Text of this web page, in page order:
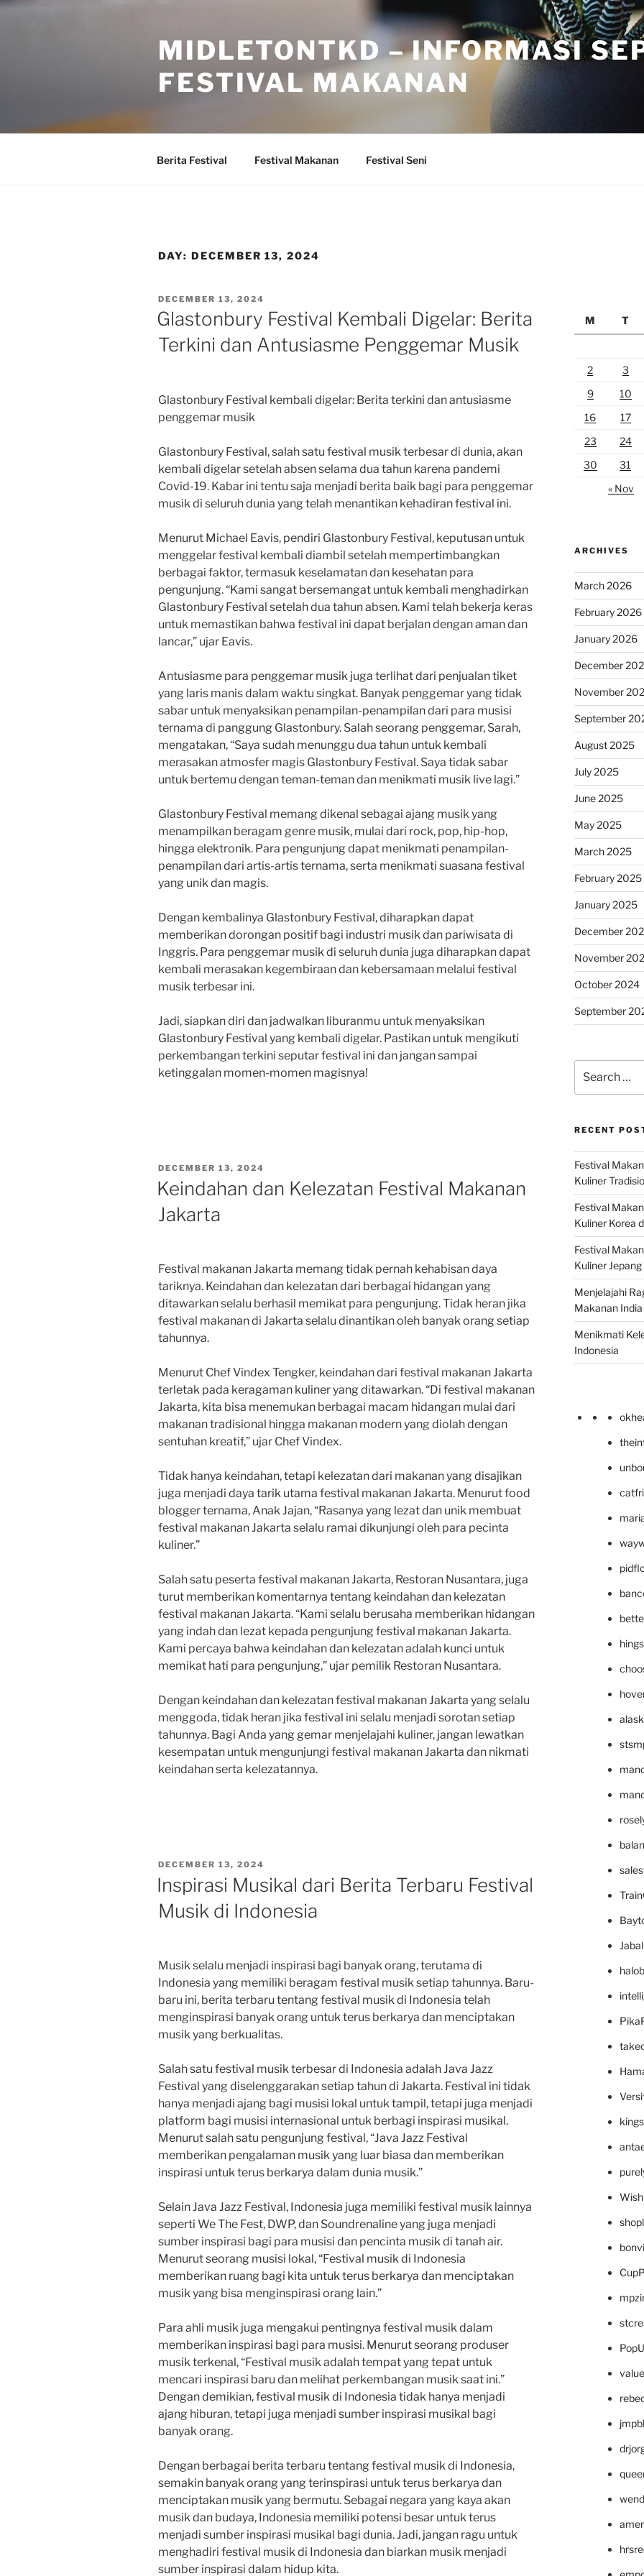
Skip
MIDLETONTKD – INFORMASI
FESTIVAL MAKANAN
Berita Festival Festival Makanan Festival Seni
DAY: DECEMBER 13, 2024
POSTED
ON
DECEMBER 13, 2024
Glastonbury Festival Kembali Digelar: Berita
Terkini dan Antusiasme Penggemar Musik
Glastonbury Festival kembali digelar: Berita terkini dan antusiasme
penggemar musik
Glastonbury Festival, salah satu festival musik terbesar di dunia, akan
kembali digelar setelah absen selama dua tahun karena pandemi
Covid-19. Kabar ini tentu saja menjadi berita baik bagi para penggemar
musik di seluruh dunia yang telah menantikan kehadiran festival ini.
Menurut Michael Eavis, pendiri Glastonbury Festival, keputusan untuk
menggelar festival kembali diambil setelah mempertimbangkan
berbagai faktor, termasuk keselamatan dan kesehatan para
pengunjung. “Kami sangat bersemangat untuk kembali menghadirkan
Glastonbury Festival setelah dua tahun absen. Kami telah bekerja keras
untuk memastikan bahwa festival ini dapat berjalan dengan aman dan
lancar,” ujar Eavis.
Antusiasme para penggemar musik juga terlihat dari penjualan tiket
yang laris manis dalam waktu singkat. Banyak penggemar yang tidak
sabar untuk menyaksikan penampilan-penampilan dari para musisi
ternama di panggung Glastonbury. Salah seorang penggemar, Sarah,
mengatakan, “Saya sudah menunggu dua tahun untuk kembali
merasakan atmosfer magis Glastonbury Festival. Saya tidak sabar
untuk bertemu dengan teman-teman dan menikmati musik live lagi.”
Glastonbury Festival memang dikenal sebagai ajang musik yang
menampilkan beragam genre musik, mulai dari rock, pop, hip-hop,
hingga elektronik. Para pengunjung dapat menikmati penampilan-
penampilan dari artis-artis ternama, serta menikmati suasana festival
yang unik dan magis.
Dengan kembalinya Glastonbury Festival, diharapkan dapat
memberikan dorongan positif bagi industri musik dan pariwisata di
Inggris. Para penggemar musik di seluruh dunia juga diharapkan dapat
kembali merasakan kegembiraan dan kebersamaan melalui festival
musik terbesar ini.
Jadi, siapkan diri dan jadwalkan liburanmu untuk menyaksikan
Glastonbury Festival yang kembali digelar. Pastikan untuk mengikuti
perkembangan terkini seputar festival ini dan jangan sampai
ketinggalan momen-momen magisnya!
POSTED
DECEMBER 13, 2024
Keindahan dan Kelezatan Festival Makanan
Jakarta
Festival makanan Jakarta memang tidak pernah kehabisan daya
tariknya. Keindahan dan kelezatan dari berbagai hidangan yang
ditawarkan selalu berhasil memikat para pengunjung. Tidak heran jika
festival makanan di Jakarta selalu dinantikan oleh banyak orang setiap
tahunnya.
Menurut Chef Vindex Tengker, keindahan dari festival makanan Jakarta
terletak pada keragaman kuliner yang ditawarkan. “Di festival makanan
Jakarta, kita bisa menemukan berbagai macam hidangan mulai dari
makanan tradisional hingga makanan modern yang diolah dengan
sentuhan kreatif,” ujar Chef Vindex.
Tidak hanya keindahan, tetapi kelezatan dari makanan yang disajikan
juga menjadi daya tarik utama festival makanan Jakarta. Menurut food
blogger ternama, Anak Jajan, “Rasanya yang lezat dan unik membuat
festival makanan Jakarta selalu ramai dikunjungi oleh para pecinta
kuliner.”
Salah satu peserta festival makanan Jakarta, Restoran Nusantara, juga
turut memberikan komentarnya tentang keindahan dan kelezatan
festival makanan Jakarta. “Kami selalu berusaha memberikan hidangan
yang indah dan lezat kepada pengunjung festival makanan Jakarta.
Kami percaya bahwa keindahan dan kelezatan adalah kunci untuk
memikat hati para pengunjung,” ujar pemilik Restoran Nusantara.
Dengan keindahan dan kelezatan festival makanan Jakarta yang selalu
menggoda, tidak heran jika festival ini selalu menjadi sorotan setiap
tahunnya. Bagi Anda yang gemar menjelajahi kuliner, jangan lewatkan
kesempatan untuk mengunjungi festival makanan Jakarta dan nikmati
keindahan serta kelezatannya.
POSTED
ON
DECEMBER 13, 2024
Inspirasi Musikal dari Berita Terbaru Festival
Musik di Indonesia
Musik selalu menjadi inspirasi bagi banyak orang, terutama di
Indonesia yang memiliki beragam festival musik setiap tahunnya. Baru-
baru ini, berita terbaru tentang festival musik di Indonesia telah
menginspirasi banyak orang untuk terus berkarya dan menciptakan
musik yang berkualitas.
Salah satu festival musik terbesar di Indonesia adalah Java Jazz
Festival yang diselenggarakan setiap tahun di Jakarta. Festival ini tidak
hanya menjadi ajang bagi musisi lokal untuk tampil, tetapi juga menjadi
platform bagi musisi internasional untuk berbagi inspirasi musikal.
Menurut salah satu pengunjung festival, “Java Jazz Festival
memberikan pengalaman musik yang luar biasa dan memberikan
inspirasi untuk terus berkarya dalam dunia musik.”
Selain Java Jazz Festival, Indonesia juga memiliki festival musik lainnya
seperti We The Fest, DWP, dan Soundrenaline yang juga menjadi
sumber inspirasi bagi para musisi dan pencinta musik di tanah air.
Menurut seorang musisi lokal, “Festival musik di Indonesia
memberikan ruang bagi kita untuk terus berkarya dan menciptakan
musik yang bisa menginspirasi orang lain.”
Para ahli musik juga mengakui pentingnya festival musik dalam
memberikan inspirasi bagi para musisi. Menurut seorang produser
musik terkenal, “Festival musik adalah tempat yang tepat untuk
mencari inspirasi baru dan melihat perkembangan musik saat ini.”
Dengan demikian, festival musik di Indonesia tidak hanya menjadi
ajang hiburan, tetapi juga menjadi sumber inspirasi musikal bagi
banyak orang.
Dengan berbagai berita terbaru tentang festival musik di Indonesia,
semakin banyak orang yang terinspirasi untuk terus berkarya dan
menciptakan musik yang bermutu. Sebagai negara yang kaya akan
musik dan budaya, Indonesia memiliki potensi besar untuk terus
menjadi sumber inspirasi musikal bagi dunia. Jadi, jangan ragu untuk
menghadiri festival musik di Indonesia dan biarkan musik menjadi
sumber inspirasi dalam hidup kita.
M
T
2
3
9
10
16
17
23
24
30
31
« Nov
ARCHIVES
March 2026
February 2026
January 2026
December
November
September
August 2025
July 2025
June 2025
May 2025
March 2025
February 2025
January 2025
December
November
October 2024
September
for:
RECENT
Festival
Kuliner
Festival
Kuliner Korea
Festival
Kuliner
Menjelajahi
Makanan
Menikmati
Indonesia